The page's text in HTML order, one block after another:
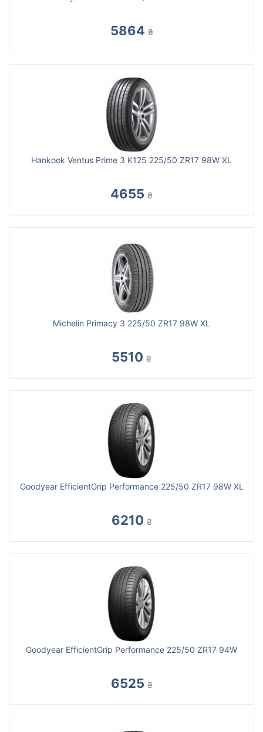
5864 ₴
Hankook Ventus Prime 3 K125 225/50 ZR17 98W XL
4655 ₴
Michelin Primacy 3 225/50 ZR17 98W XL
5510 ₴
Goodyear EfficientGrip Performance 225/50 ZR17 98W XL
6210 ₴
Goodyear EfficientGrip Performance 225/50 ZR17 94W
6525 ₴